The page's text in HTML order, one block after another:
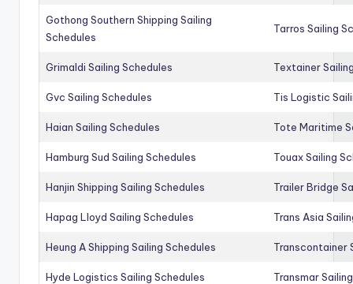
Gothong Southern Shipping Sailing
Schedules
Tarros Sailing
Grimaldi Sailing Schedules Textainer
Gvc Sailing Schedules Tis Logistic
Haian Sailing Schedules Tote Maritime
Hamburg Sud Sailing Schedules Touax Sailing
Hanjin Shipping Sailing Schedules Trailer Bridge
Hapag Lloyd Sailing Schedules Trans Asia
Heung A Shipping Sailing Schedules Transcontainer
Hyde Logistics Sailing Schedules Transmar